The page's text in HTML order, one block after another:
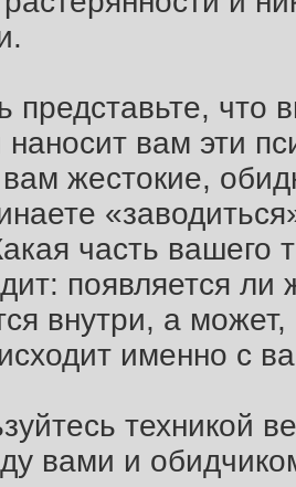
представьте, что
наносит вам эти
вам жестокие,
часть вашего
появляется
внутри, а
именно с
техникой
вами и